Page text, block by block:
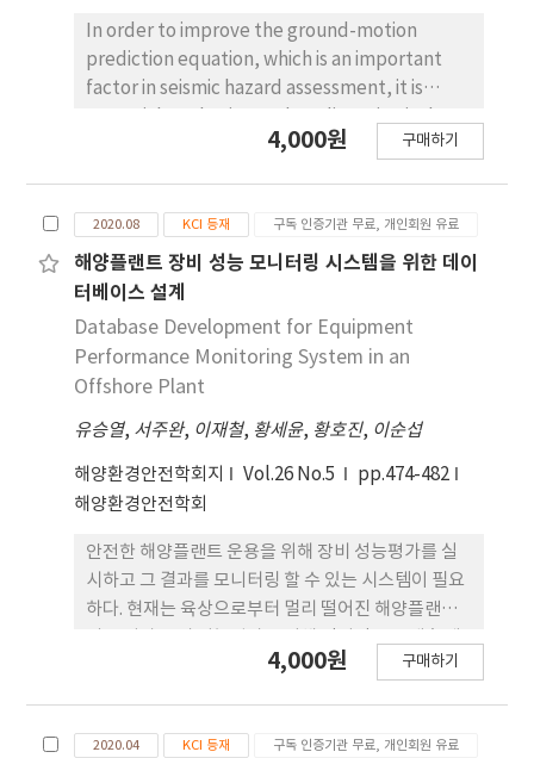
료, 측정자료, 노출 평가자료 개체로 구성하고 그 안
에 속성들을 정의하고, 개체간에 관계를 설정하는 방
식으로 구성하였다. 또한, 도출된 지식 모델을 기반으
로 식품의약품안전처에서 2006년-2018년까지 수행
한 HBM의 원시데이터를 수집, 정제 및 정규화하여
간별 농도 수준에 대한 통계분석은 물론, 다양한 검 색
조건을 통하여 데이터 추출을 할 수 있는 구조로 구축
하였다. 본 HBM-DB는 관계형 DB모델로 구축되어
위한 도구로써 효율적으로 수행할 수 있을 것으로 생
각된다.
In order to improve the ground-motion
prediction equation, which is an important
factor in seismic hazard assessment, it is
for a region. The Korean Peninsula has an
because digital seismic observation networks
have become denser since the mid-2000s and
moderate earthquake events such as the
Odaesan earthquake (Jan. 20, 2007, ML 4.8),
the 9.12 Gyeongju earthquake (Sep. 12, 2016,
ML 5.8), and the Pohang earthquake (Nov. 15,
empirical data on ground motion could have
been accumulated. In this study, we tried to
build a ground motion database that can be
used for the development of the ground
motion attenuation equation by collecting
seismic data accumulated since the 2000s.
The database was constructed in the form of
a flat file with RotD50 peak ground
acceleration, 5% damped pseudo-spectral
processing. The seismic data used were the
4,000원 구매하기
2020.08 KCI 등재 구독 인증기관 무료, 개인회원 유료
해양플랜트 장비 성능 모니터링 시스템을 위한 데이
터베이스 설계
Database Development for Equipment
Performance Monitoring System in an
Offshore Plant
유승열, 서주완, 이재철, 황세윤, 황호진, 이순섭
해양환경안전학회지 Vol.26 No.5
pp.474-482
해양환경안전학회
안전한 해양플랜트 운용을 위해 장비 성능평가를 실
시하고 그 결과를 모니터링 할 수 있는 시스템이 필요
하다. 현재는 육상으로부터 멀리 떨어진 해양플랜트
이터를 저장매체에 저장한 후 육상으로 운반해야한
수 없어 장비의 고장을 방지하기 어렵다. 따라서 육상
4,000원 구매하기
2020.04 KCI 등재 구독 인증기관 무료, 개인회원 유료